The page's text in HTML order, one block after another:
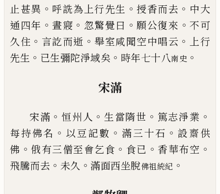
止甚異 。 呼詵為上行先生 。 授香而去 。 中大
通四年 。 晝寢 。 忽驚覺曰 。 願公復來 。不可
久住 。 言訖而逝 。 舉室咸聞空中唱云 。
上行
先生 。 已生彌陀淨域矣 。 時年七十八南史 。
宋滿
宋滿 。 恒州人 。生當隋世 。 篤志淨業 。
每持佛名 。 以豆記數 。 滿三十石 。 設齋供
佛 。俄有三僧至會乞食 。 食已 。 香華布空 。
飛騰而去 。 未久 。 滿面西坐脫佛祖統紀 。